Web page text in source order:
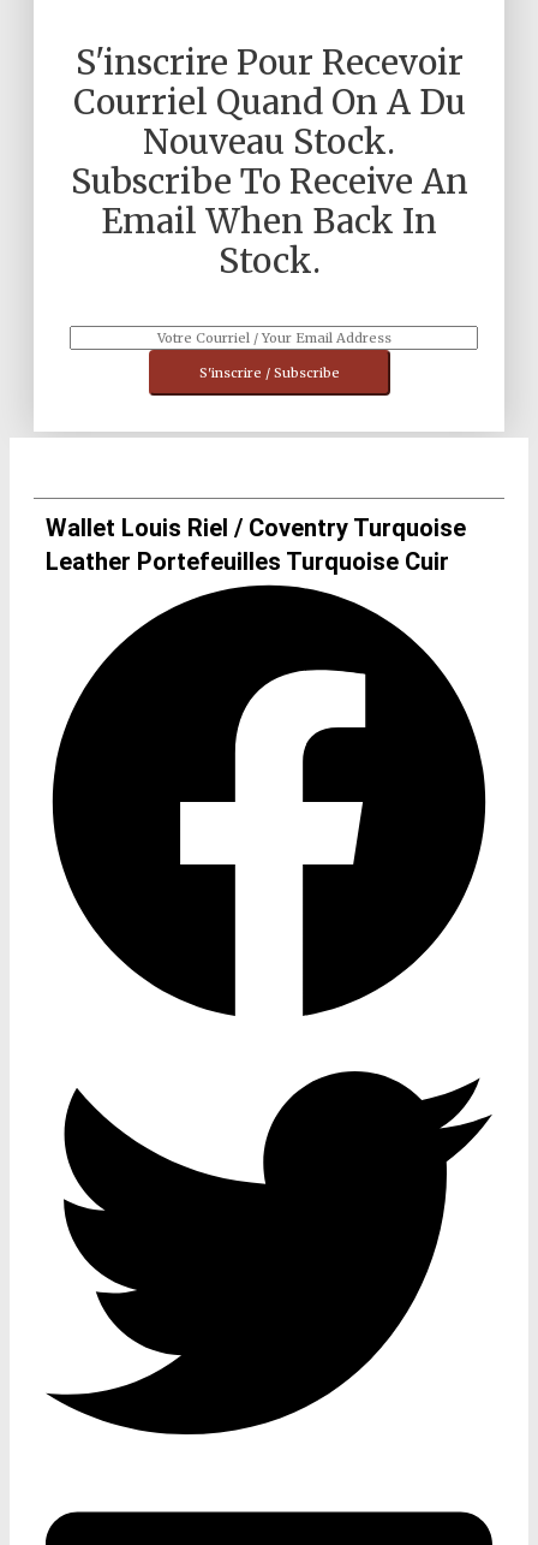
S'inscrire Pour Recevoir
Courriel Quand On A Du
Nouveau Stock.
Subscribe To Receive An
Email When Back In
Stock.
S'inscrire / Subscribe
Wallet Louis Riel / Coventry Turquoise
Leather Portefeuilles Turquoise Cuir